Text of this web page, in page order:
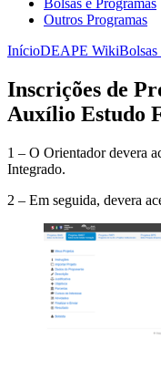
Outros Programas
InícioDEAPE WikiBolsas
Inscrições de
Auxílio Estudo
1 – O Orientador devera
Integrado.
2 – Em seguida, devera